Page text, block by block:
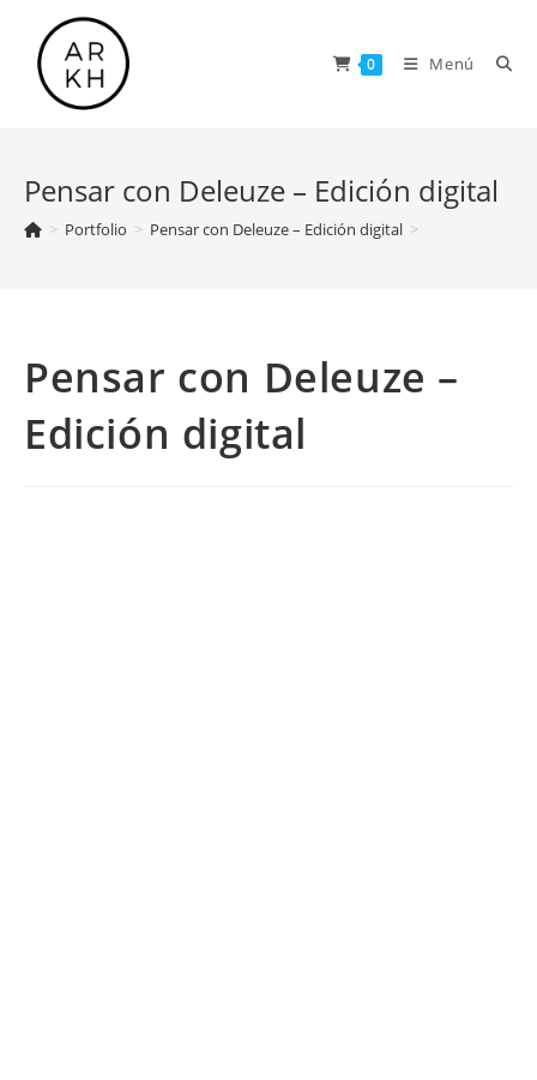
contenido
0 Menú
Pensar con Deleuze – Edición digital
> Portfolio > Pensar con Deleuze – Edición digital >
Pensar con Deleuze –
Edición digital